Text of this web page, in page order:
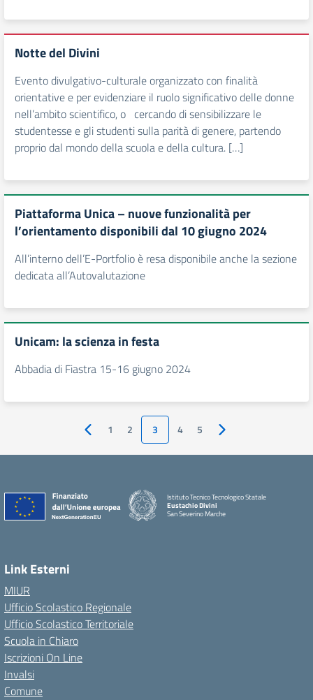
Notte del Divini
Evento divulgativo-culturale organizzato con finalità
orientative e per evidenziare il ruolo significativo delle donne
nell’ambito scientifico, o cercando di sensibilizzare le
studentesse e gli studenti sulla parità di genere, partendo
proprio dal mondo della scuola e della cultura. […]
Piattaforma Unica – nuove funzionalità per
l’orientamento disponibili dal 10 giugno 2024
All’interno dell’E-Portfolio è resa disponibile anche la sezione
dedicata all’Autovalutazione
Unicam: la scienza in festa
Abbadia di Fiastra 15-16 giugno 2024
Pagina precedente
1 2 3 4 5 Pagina successiva
Istituto Tecnico Tecnologico Statale
Eustachio Divini
San Severino Marche
Link Esterni
MIUR
Ufficio Scolastico Regionale
Ufficio Scolastico Territoriale
Scuola in Chiaro
Iscrizioni On Line
Invalsi
Comune